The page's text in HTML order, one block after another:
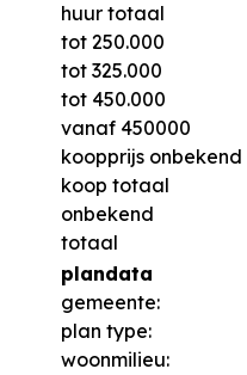
huur totaal
tot 250.000
tot 325.000
tot 450.000
vanaf 450000
koopprijs onbekend
koop totaal
onbekend
totaal
plandata
gemeente:
plan type:
woonmilieu: